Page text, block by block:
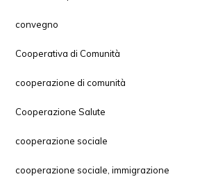
convegno
Cooperativa di Comunità
cooperazione di comunità
Cooperazione Salute
cooperazione sociale
cooperazione sociale, immigrazione